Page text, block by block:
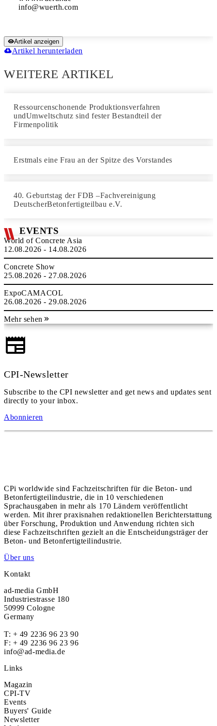
Artikel anzeigen
Artikel herunterladen
WEITERE ARTIKEL
Ressourcenschonende Produktionsverfahren
undUmweltschutz sind fester Bestandteil der
Firmenpolitik
Erstmals eine Frau an der Spitze des Vorstandes
40. Geburtstag der FDB –Fachvereinigung
DeutscherBetonfertigteilbau e.V.
EVENTS
World of Concrete Asia
12.08.2026 - 14.08.2026
Concrete Show
25.08.2026 - 27.08.2026
ExpoCAMACOL
26.08.2026 - 29.08.2026
Mehr sehen
CPI-Newsletter
Subscribe to the CPI newsletter and get news and updates sent
directly to your inbox.
Abonnieren
CPi worldwide sind Fachzeitschriften für die Beton- und
Betonfertigteilindustrie, die in 10 verschiedenen
Sprachausgaben in mehr als 170 Ländern veröffentlicht
werden. Mit ihrer praxisnahen redaktionellen Berichterstattung
über Forschung, Produktion und Anwendung richten sich
diese Fachzeitschriften gezielt an die Entscheidungsträger der
Beton- und Betonfertigteilindustrie.
Über uns
Kontakt
ad-media GmbH
Industriestrasse 180
50999 Cologne
Germany
T: + 49 2236 96 23 90
F: + 49 2236 96 23 96
info@ad-media.de
Links
Magazin
CPI-TV
Events
Buyers' Guide
Newsletter